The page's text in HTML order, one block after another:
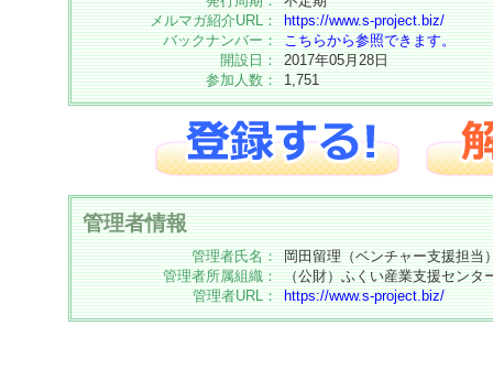
メルマガ紹介URL： https://www.s-project.biz/
バックナンバー： こちらから参照できます。
開設日： 2017年05月28日
参加人数： 1,751
管理者情報
管理者氏名： 岡田留理（ベンチャー支援担当
管理者所属組織： （公財）ふくい産業支援センタ
管理者URL： https://www.s-project.biz/